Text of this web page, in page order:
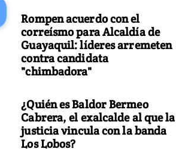
Rompen acuerdo con el
correísmo para Alcaldía de
Guayaquil: líderes arremeten
contra candidata
"chimbadora"
¿Quién es Baldor Bermeo
Cabrera, el exalcalde al que la
justicia vincula con la banda
Los Lobos?